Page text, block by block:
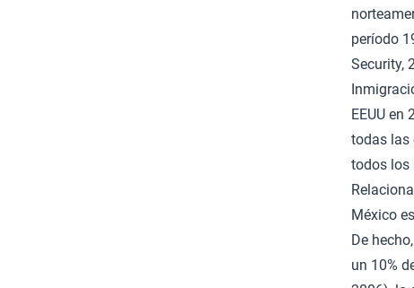
período
Security,
EEUU en
todas las
todos los
México
De
un 10%